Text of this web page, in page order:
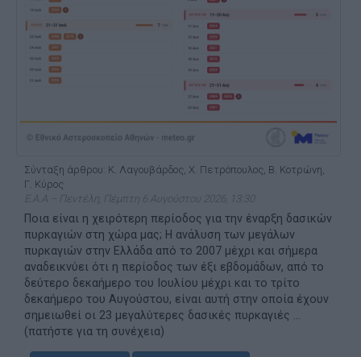
Σύνταξη άρθρου: Κ. Λαγουβάρδος, Χ. Πετρόπουλος, Β. Κοτρώνη,
Γ. Κύρος
Ε.Α.Α – Πεντέλη, Πέμπτη 6 Αυγούστου 2026, 13:30
Ποια είναι η χειρότερη περίοδος για την έναρξη δασικών
πυρκαγιών στη χώρα μας; Η ανάλυση των μεγάλων
πυρκαγιών στην Ελλάδα από το 2007 μέχρι και σήμερα
αναδεικνύει ότι η περίοδος των έξι εβδομάδων, από το
δεύτερο δεκαήμερο του Ιουλίου μέχρι και το τρίτο
δεκαήμερο του Αυγούστου, είναι αυτή στην οποία έχουν
σημειωθεί οι 23 μεγαλύτερες δασικές πυρκαγιές ...
(πατήστε για τη συνέχεια)